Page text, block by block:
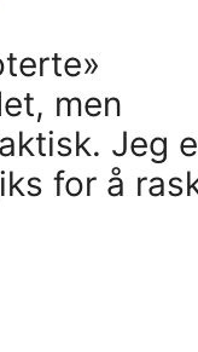
men
Jeg
for å